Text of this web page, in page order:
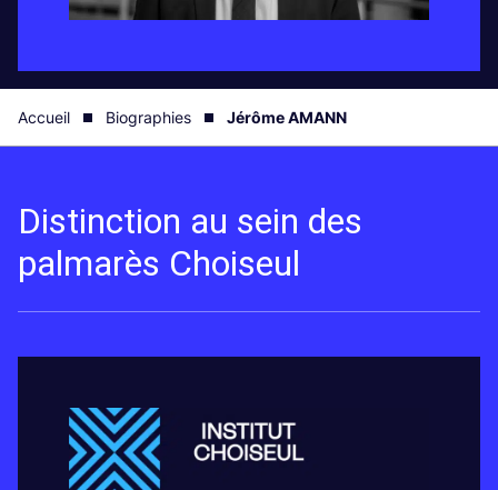
Accueil Biographies Jérôme AMANN
Distinction au sein des
palmarès Choiseul